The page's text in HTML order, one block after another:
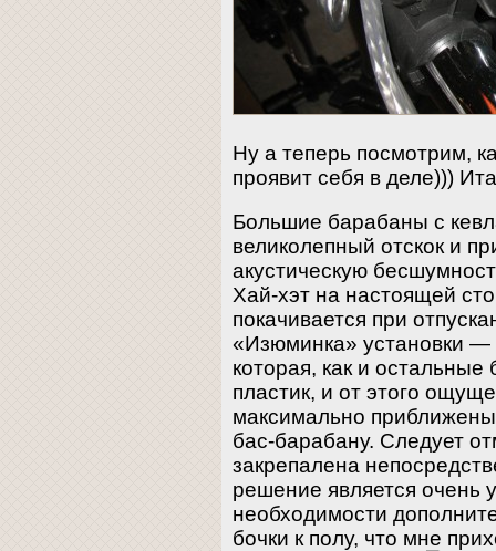
Ну а теперь посмотрим,
проявит себя в деле)))
Большие барабаны с
великолепный отскок и
акустическую
Хай-хэт на настоящей
покачивается при
«Изюминка» установки —
которая, как и
пластик, и от этого
максимально
бас-барабану. Следует
закрепалена
решение является очень
необходимости
бочки к полу, что мне